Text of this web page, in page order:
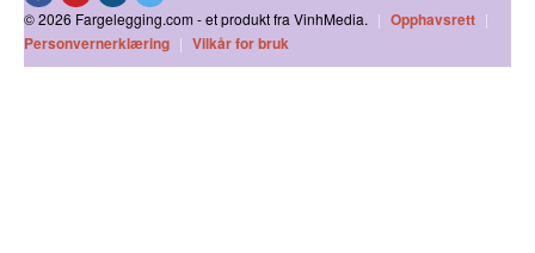
© 2026 Fargelegging.com - et produkt fra VinhMedia. | Opphavsrett |
Personvernerklæring | Vilkår for bruk